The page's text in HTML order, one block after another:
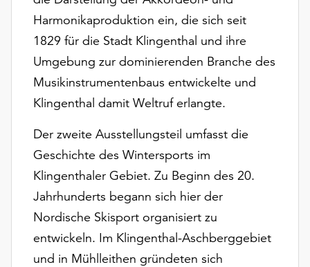
Harmonikaproduktion ein, die sich seit
1829 für die Stadt Klingenthal und ihre
Umgebung zur dominierenden Branche des
Musikinstrumentenbaus entwickelte und
Klingenthal damit Weltruf erlangte.
Der zweite Ausstellungsteil umfasst die
Geschichte des Wintersports im
Klingenthaler Gebiet. Zu Beginn des 20.
Jahrhunderts begann sich hier der
Nordische Skisport organisiert zu
entwickeln. Im Klingenthal-Aschberggebiet
und in Mühlleithen gründeten sich